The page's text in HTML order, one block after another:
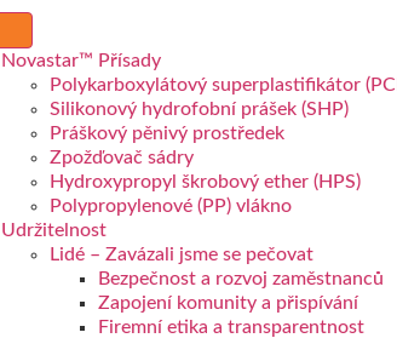
Novastar™ Přísady
Polykarboxylátový superplastifikátor
Silikonový hydrofobní prášek (SHP)
Práškový pěnivý prostředek
Zpožďovač sádry
Hydroxypropyl škrobový ether (HPS)
Polypropylenové (PP) vlákno
Udržitelnost
Lidé – Zavázali jsme se pečovat
Bezpečnost a rozvoj zaměstnanců
Zapojení komunity a přispívání
Firemní etika a transparentnost